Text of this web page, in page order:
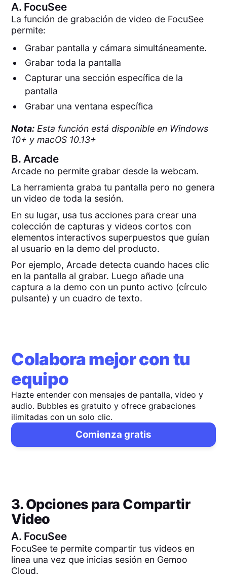
A. FocuSee
La función de grabación de video de FocuSee
permite:
Grabar pantalla y cámara simultáneamente.
Grabar toda la pantalla
Capturar una sección específica de la
pantalla
Grabar una ventana específica
Nota: Esta función está disponible en Windows
10+ y macOS 10.13+
B. Arcade
Arcade no permite grabar desde la webcam.
La herramienta graba tu pantalla pero no genera
un video de toda la sesión.
En su lugar, usa tus acciones para crear una
colección de capturas y videos cortos con
elementos interactivos superpuestos que guían
al usuario en la demo del producto.
Por ejemplo, Arcade detecta cuando haces clic
en la pantalla al grabar. Luego añade una
captura a la demo con un punto activo (círculo
pulsante) y un cuadro de texto.
Colabora mejor con tu
equipo
Hazte entender con mensajes de pantalla, video y
audio. Bubbles es gratuito y ofrece grabaciones
ilimitadas con un solo clic.
Comienza gratis
3. Opciones para Compartir
Video
A. FocuSee
FocuSee te permite compartir tus videos en
línea una vez que inicias sesión en Gemoo
Cloud.